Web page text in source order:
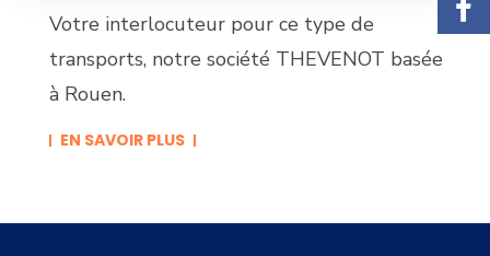
Votre interlocuteur pour ce type de
transports, notre société THEVENOT basée
à Rouen.
EN SAVOIR PLUS